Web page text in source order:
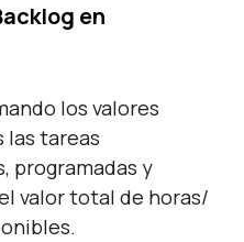
en
los valores
las tareas
programadas y
valor total de horas/